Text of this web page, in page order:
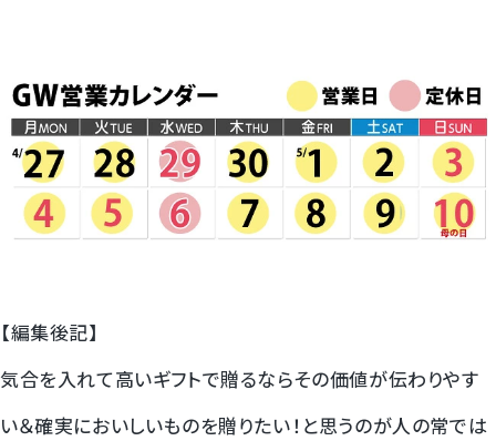
【編集後記】
気合を入れて高いギフトで贈るならその価値が伝わりやす
い＆確実においしいものを贈りたい！と思うのが人の常では